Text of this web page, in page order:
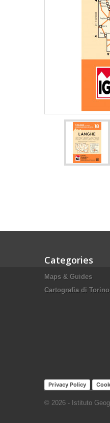
Categories
Maps & Guides
Cartografia di Torino
© 2026 - Istituto
Privacy Policy